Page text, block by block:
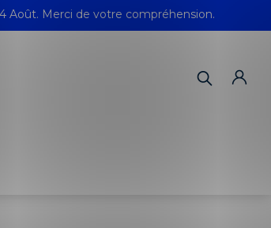
Août. Merci de votre compréhension.